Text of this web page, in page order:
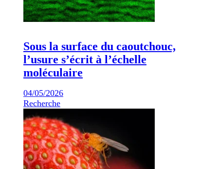
Sous la surface du caoutchouc,
l’usure s’écrit à l’échelle
moléculaire
04/05/2026
Recherche